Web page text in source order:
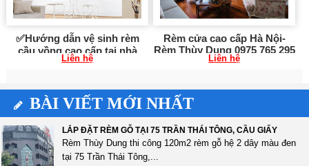
✅Hướng dẫn vệ sinh rèm
cầu vồng cao cấp tại nhà
0975 765 295
Liên hệ
Rèm cửa cao cấp Hà Nội-
Rèm Thùy Dung 0975 765 295
SN443
Liên hệ
BÀI VIẾT MỚI NHẤT
LẮP ĐẶT RÈM GỖ TẠI 75 TRẦN THÁI TÔNG, CẦU GIẤY
Rèm Thùy Dung thi công 120m2 rèm gỗ hệ 2 dây màu đen
tại 75 Trần Thái Tông,...